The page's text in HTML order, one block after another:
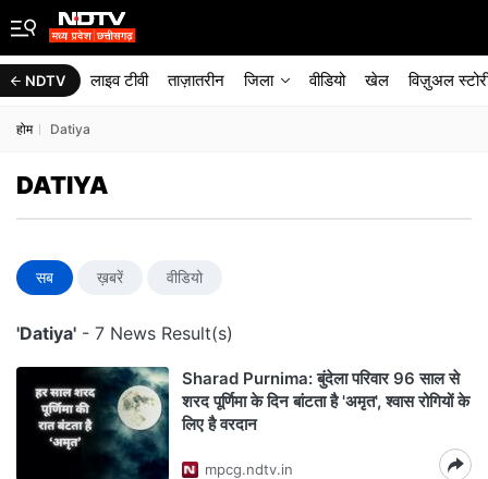
NDTV लाइव टीवी ताज़ातरीन जिला वीडियो खेल विज़ुअल
होम Datiya
DATIYA
सब ख़बरें वीडियो
'Datiya' - 7 News Result(s)
Sharad Purnima: बुंदेला परिवार 96 साल से
शरद पूर्णिमा के दिन बांटता है 'अमृत', श्वास रोगियों के
लिए है वरदान
mpcg.ndtv.in